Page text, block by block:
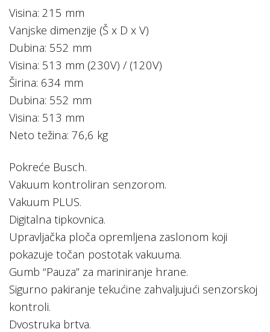
Visina: 215 mm
Vanjske dimenzije (Š x D x V)
Dubina: 552 mm
Visina: 513 mm (230V) / (120V)
Širina: 634 mm
Dubina: 552 mm
Visina: 513 mm
Neto težina: 76,6 kg
Pokreće Busch.
Vakuum kontroliran senzorom.
Vakuum PLUS.
Digitalna tipkovnica.
Upravljačka ploča opremljena zaslonom koji
pokazuje točan postotak vakuuma.
Gumb “Pauza” za mariniranje hrane.
Sigurno pakiranje tekućine zahvaljujući senzorskoj
kontroli.
Dvostruka brtva.